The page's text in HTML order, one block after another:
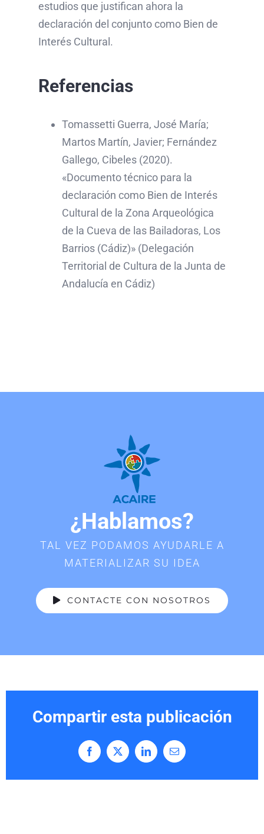
estudios que justifican ahora la
declaración del conjunto como Bien de
Interés Cultural.
Referencias
Tomassetti Guerra, José María;
Martos Martín, Javier; Fernández
Gallego, Cibeles (2020).
«Documento técnico para la
declaración como Bien de Interés
Cultural de la Zona Arqueológica
de la Cueva de las Bailadoras, Los
Barrios (Cádiz)» (Delegación
Territorial de Cultura de la Junta de
Andalucía en Cádiz)
¿Hablamos?
TAL VEZ PODAMOS AYUDARLE A
MATERIALIZAR SU IDEA
CONTACTE CON NOSOTROS
Compartir esta publicación
Facebook
X LinkedInCorreo
electrónico